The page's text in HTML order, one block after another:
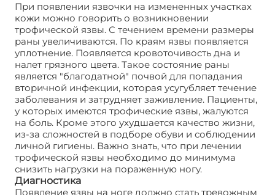
При появлении язвочки на измененных участках
кожи можно говорить о возникновении
трофической язвы. С течением времени размеры
раны увеличиваются. По краям язвы появляется
уплотнение. Появляется кровоточивость дна и
налет грязного цвета. Такое состояние раны
является "благодатной" почвой для попадания
вторичной инфекции, которая усугубляет течение
заболевания и затрудняет заживление. Пациенты,
у которых имеются трофические язвы, жалуются
на боль. Кроме этого ухудшается качество жизни,
из-за сложностей в подборе обуви и соблюдении
личной гигиены. Важно знать, что при лечении
трофической язвы необходимо до минимума
снизить нагрузки на пораженную ногу.
Диагностика
Появление язвы на ноге должно стать тревожным